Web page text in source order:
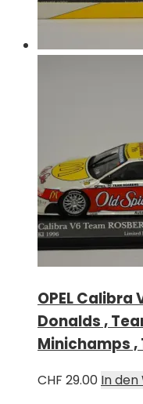
OPEL Calibra
Donalds ,
Minichamps ,
CHF 29.00 In